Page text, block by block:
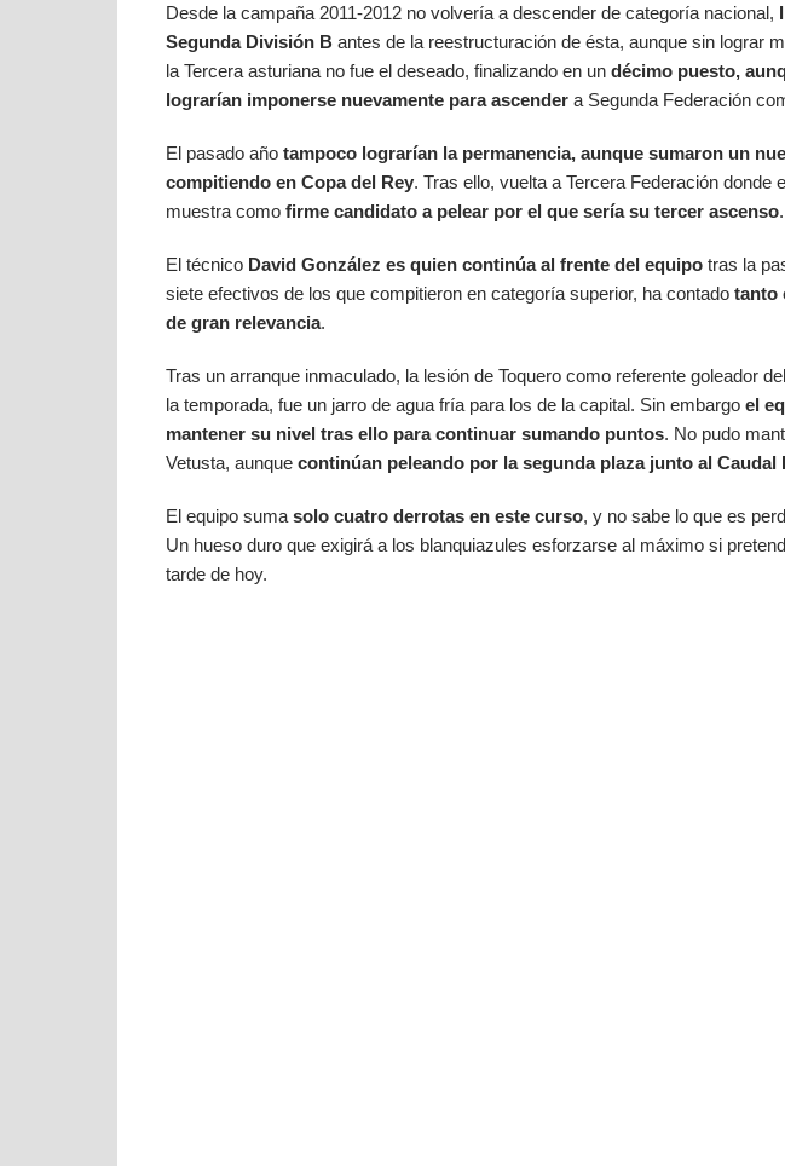
Desde la campaña 2011-2012 no volvería a descender de categoría nacional,
Segunda División B antes de la reestructuración de ésta, aunque sin lograr
la Tercera asturiana no fue el deseado, finalizando en un décimo puesto,
lograrían imponerse nuevamente para ascender a Segunda Federación
El pasado año tampoco lograrían la permanencia, aunque sumaron un
compitiendo en Copa del Rey. Tras ello, vuelta a Tercera Federación donde
muestra como firme candidato a pelear por el que sería su tercer ascenso.
El técnico David González es quien continúa al frente del equipo tras la
siete efectivos de los que compitieron en categoría superior, ha contado tanto
de gran relevancia.
Tras un arranque inmaculado, la lesión de Toquero como referente goleador
la temporada, fue un jarro de agua fría para los de la capital. Sin embargo el
mantener su nivel tras ello para continuar sumando puntos. No pudo
Vetusta, aunque continúan peleando por la segunda plaza junto al
El equipo suma solo cuatro derrotas en este curso, y no sabe lo que es
Un hueso duro que exigirá a los blanquiazules esforzarse al máximo si
tarde de hoy.